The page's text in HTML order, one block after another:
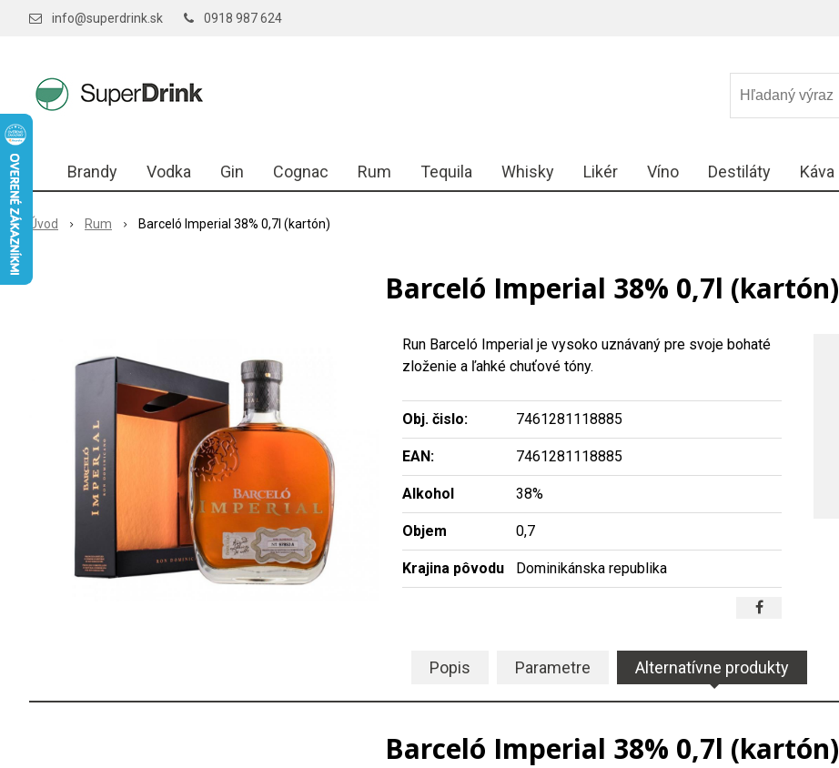
info@superdrink.sk 0918 987 624
Brandy Vodka Gin Cognac Rum Tequila Whisky Likér Víno Destiláty Káva
Úvod Rum Barceló Imperial 38% 0,7l (kartón)
Barceló Imperial 38% 0,7l (kartón)
Run Barceló Imperial je vysoko uznávaný pre svoje bohaté
zloženie a ľahké chuťové tóny.
Obj. čislo: 7461281118885
EAN: 7461281118885
Alkohol 38%
Objem 0,7
Krajina pôvodu Dominikánska republika
Popis Parametre Alternatívne produkty
Barceló Imperial 38% 0,7l (kartón)